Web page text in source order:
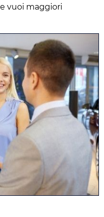
vuoi maggiori